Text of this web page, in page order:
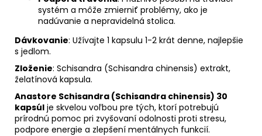
systém a môže zmierniť problémy, ako je
nadúvanie a nepravidelná stolica.
Dávkovanie: Užívajte 1 kapsulu 1-2 krát denne, najlepšie
s jedlom.
Zloženie: Schisandra (Schisandra chinensis) extrakt,
želatínová kapsula.
Anastore Schisandra (Schisandra chinensis) 30
kapsúl je skvelou voľbou pre tých, ktorí potrebujú
prírodnú pomoc pri zvyšovaní odolnosti proti stresu,
podpore energie a zlepšení mentálnych funkcií.